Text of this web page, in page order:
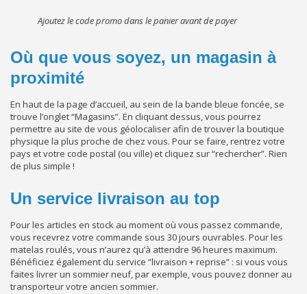
Ajoutez le code promo dans le panier avant de payer
Où que vous soyez, un magasin à
proximité
En haut de la page d’accueil, au sein de la bande bleue foncée, se
trouve l’onglet “Magasins”. En cliquant dessus, vous pourrez
permettre au site de vous géolocaliser afin de trouver la boutique
physique la plus proche de chez vous. Pour se faire, rentrez votre
pays et votre code postal (ou ville) et cliquez sur “rechercher”. Rien
de plus simple !
Un service livraison au top
Pour les articles en stock au moment où vous passez commande,
vous recevrez votre commande sous 30 jours ouvrables. Pour les
matelas roulés, vous n’aurez qu’à attendre 96 heures maximum.
Bénéficiez également du service “livraison + reprise” : si vous vous
faites livrer un sommier neuf, par exemple, vous pouvez donner au
transporteur votre ancien sommier.